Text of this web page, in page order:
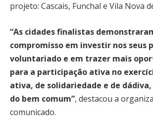
projeto: Cascais, Funchal e Vila Nova
“As cidades finalistas
compromisso em investir nos seus
voluntariado e em trazer mais
para a participação ativa no
ativa, de solidariedade e de
do bem comum”, destacou a
comunicado.